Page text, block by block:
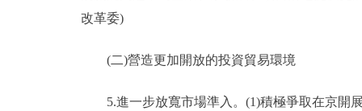
改革委)
(二)營造更加開放的投資貿易環境
5.進一步放寬市場準入。(1)積極爭取在京開展